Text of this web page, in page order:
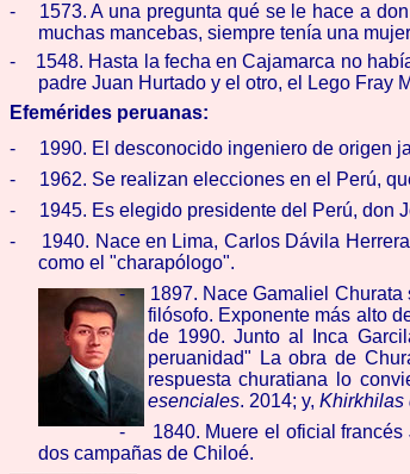
-
1573. A una pregunta qué se le hace a
muchas mancebas, siempre tenía una
- 1548. Hasta la fecha en Cajamarca no
padre Juan Hurtado y el otro, el Lego Fray
Efemérides peruanas:
-
1990. El desconocido ingeniero de origen
-
1962. Se realizan elecciones en el Perú,
-
1945. Es elegido presidente del Perú, don
-
1940. Nace en Lima, Carlos Dávila
como el "charapólogo".
-
1897. NaceGamaliel Churata
filósofo. Exponente más alto
de 1990. Junto al Inca
peruanidad" La obra de
respuesta churatiana lo
esenciales. 2014; y, Khirkhilas
-
1840. Muere el oficial
dos campañas de Chiloé.